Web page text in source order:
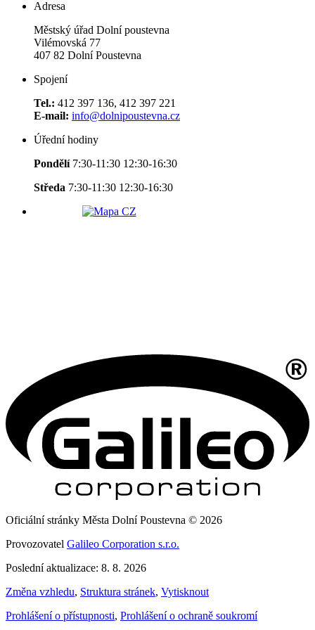
Adresa
Městský úřad Dolní poustevna
Vilémovská 77
407 82 Dolní Poustevna
Spojení
Tel.: 412 397 136, 412 397 221
E-mail: info@dolnipoustevna.cz
Úřední hodiny
Pondělí 7:30-11:30 12:30-16:30
Středa 7:30-11:30 12:30-16:30
Oficiální stránky Města Dolní Poustevna © 2026
Provozovatel Galileo Corporation s.r.o.
Poslední aktualizace: 8. 8. 2026
Změna vzhledu, Struktura stránek, Vytisknout
Prohlášení o přístupnosti, Prohlášení o ochraně soukromí